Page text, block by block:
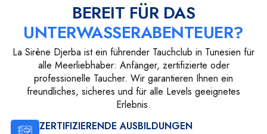
BEREIT FÜR DAS
UNTERWASSERABENTEUER?
La Sirène Djerba ist ein führender Tauchclub in Tunesien für
alle Meerliebhaber: Anfänger, zertifizierte oder
professionelle Taucher. Wir garantieren Ihnen ein
freundliches, sicheres und für alle Levels geeignetes
Erlebnis.
ZERTIFIZIERENDE AUSBILDUNGEN